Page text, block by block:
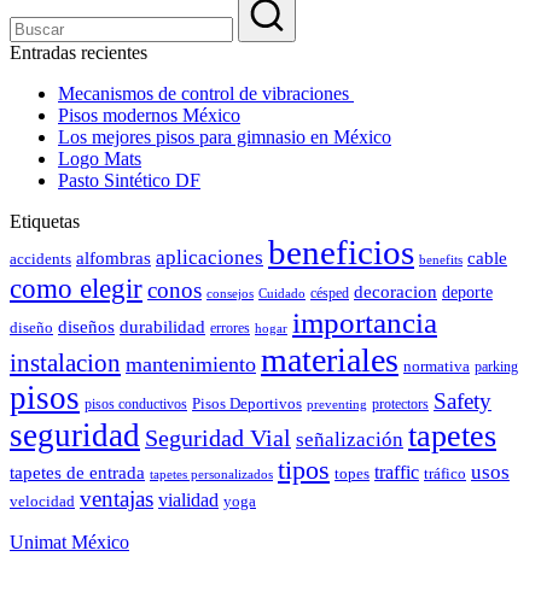
Entradas recientes
Mecanismos de control de vibraciones
Pisos modernos México
Los mejores pisos para gimnasio en México
Logo Mats
Pasto Sintético DF
Etiquetas
accidents alfombras aplicaciones beneficios benefits cable
como elegirconos consejos Cuidado césped decoracion deporte
diseño diseños durabilidad errores hogar importancia
instalacion mantenimiento materiales normativa parking
pisos pisos conductivos Pisos Deportivos preventing protectors Safety
seguridad Seguridad Vial señalización tapetes
tapetes de entrada tapetes personalizados tipos topes traffic tráfico usos
velocidad ventajas vialidad yoga
Unimat México